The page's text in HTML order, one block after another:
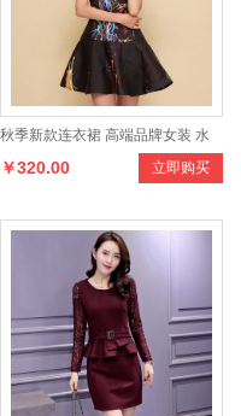
秋季新款连衣裙 高端品牌女装 水
滴印花连衣裙 立即购买
￥320.00